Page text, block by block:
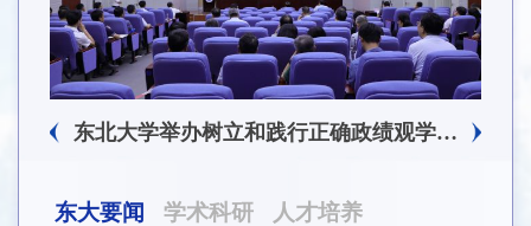
东北大学举办树立和践行正确政绩观学习教育培训班
东大要闻 学术科研 人才培养